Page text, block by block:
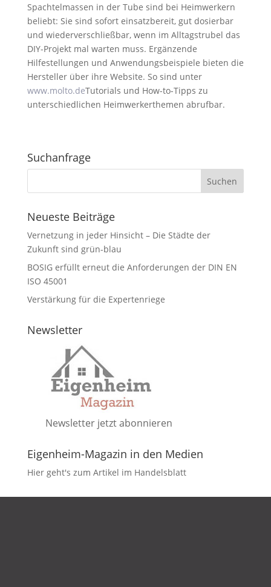
Spachtelmassen in der Tube sind bei Heimwerkern
beliebt: Sie sind sofort einsatzbereit, gut dosierbar
und wiederverschließbar, wenn im Alltagstrubel das
DIY-Projekt mal warten muss. Ergänzende
Hilfestellungen und Anwendungsbeispiele bieten die
Hersteller über ihre Website. So sind unter
www.molto.deTutorials und How-to-Tipps zu
unterschiedlichen Heimwerkerthemen abrufbar.
Suchanfrage
Neueste Beiträge
Vernetzung in jeder Hinsicht – Die Städte der
Zukunft sind grün-blau
BOSIG erfüllt erneut die Anforderungen der DIN EN
ISO 45001
Verstärkung für die Expertenriege
Newsletter
Newsletter jetzt abonnieren
Eigenheim-Magazin in den Medien
Hier geht's zum Artikel im Handelsblatt
DATENSCHUTZ